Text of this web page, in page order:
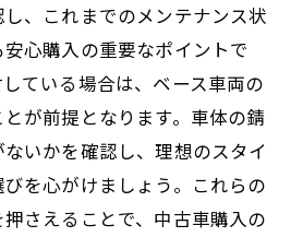
、これまでのメンテナンス状
心購入の重要なポイントで
ている場合は、ベース車両の
が前提となります。車体の錆
いかを確認し、理想のスタイ
を心がけましょう。これらの
さえることで、中古車購入の